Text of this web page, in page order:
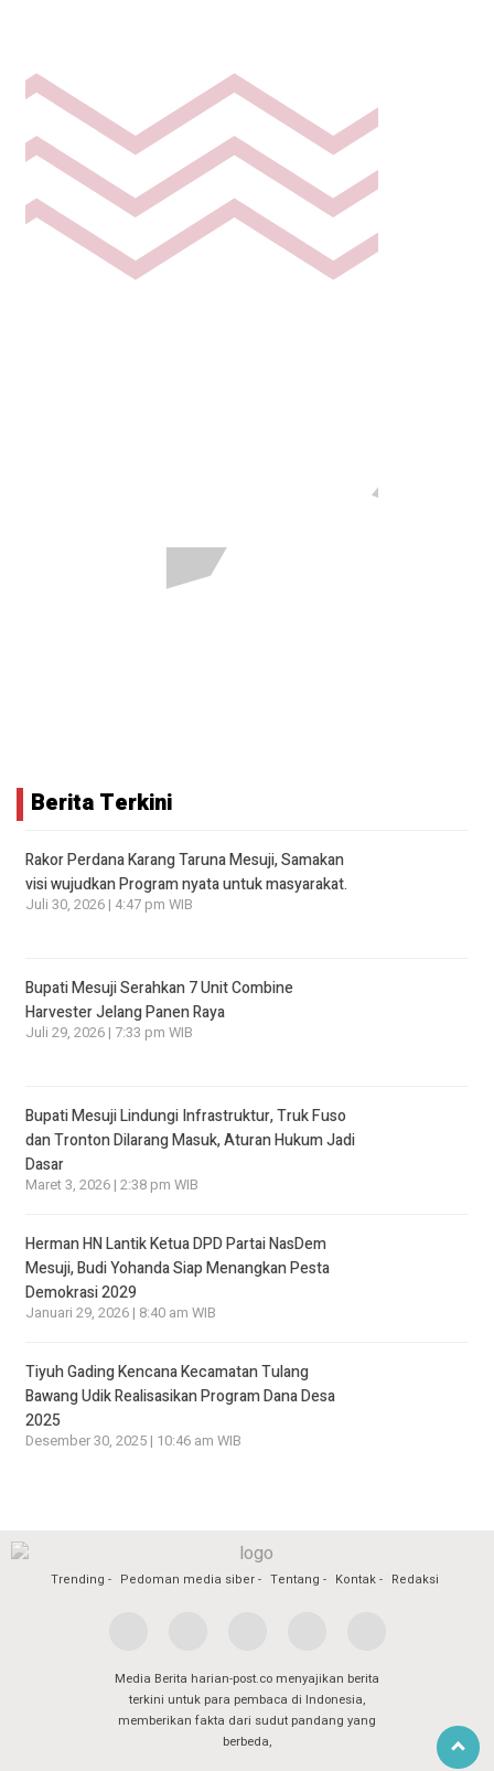
Berita Terkini
Rakor Perdana Karang Taruna Mesuji, Samakan
visi wujudkan Program nyata untuk masyarakat.
Juli 30, 2026 | 4:47 pm WIB
Bupati Mesuji Serahkan 7 Unit Combine
Harvester Jelang Panen Raya
Juli 29, 2026 | 7:33 pm WIB
Bupati Mesuji Lindungi Infrastruktur, Truk Fuso
dan Tronton Dilarang Masuk, Aturan Hukum Jadi
Dasar
Maret 3, 2026 | 2:38 pm WIB
Herman HN Lantik Ketua DPD Partai NasDem
Mesuji, Budi Yohanda Siap Menangkan Pesta
Demokrasi 2029
Januari 29, 2026 | 8:40 am WIB
Tiyuh Gading Kencana Kecamatan Tulang
Bawang Udik Realisasikan Program Dana Desa
2025
Desember 30, 2025 | 10:46 am WIB
Trending Pedoman media siber Tentang Kontak Redaksi
Media Berita harian-post.co menyajikan berita
terkini untuk para pembaca di Indonesia,
memberikan fakta dari sudut pandang yang
berbeda,